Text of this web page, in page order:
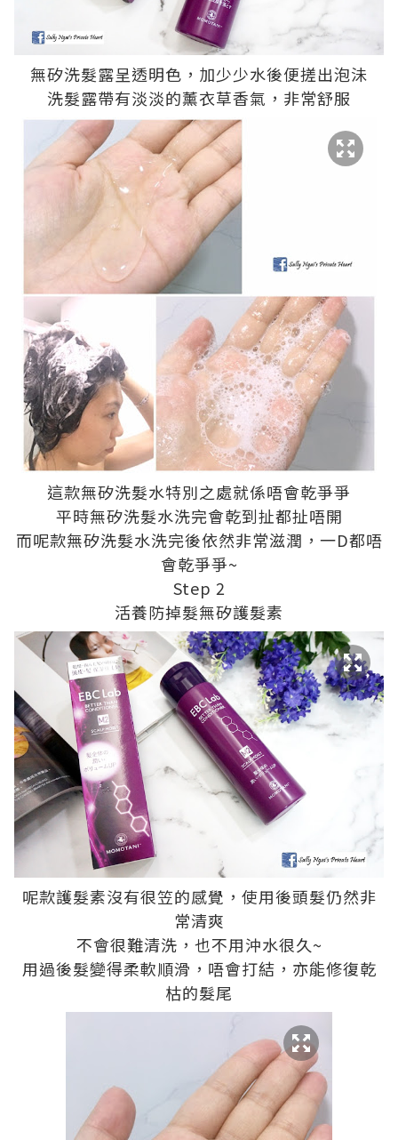
無矽洗髮露呈透明色，加少少水後便搓出泡沬
洗髮露帶有淡淡的薰衣草香氣，非常舒服
這款無矽洗髮水特別之處就係唔會乾爭爭
平時無矽洗髮水洗完會乾到扯都扯唔開
而呢款無矽洗髮水洗完後依然非常滋潤，一D都唔
會乾爭爭~
Step 2
活養防掉髮無矽護髮素
呢款護髮素沒有很笠的感覺，使用後頭髮仍然非
常清爽
不會很難清洗，也不用沖水很久~
用過後髮變得柔軟順滑，唔會打結，亦能修復乾
枯的髮尾